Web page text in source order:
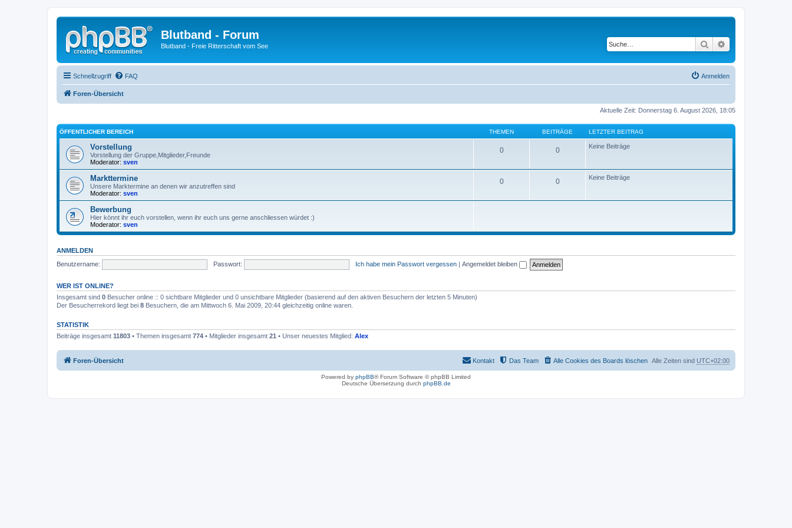
Blutband - Forum
Blutband - Freie Ritterschaft vom See Suche
Schnellzugriff FAQ Anmelden
Foren-Übersicht
Aktuelle Zeit: Donnerstag 6. August 2026, 18:05
ÖFFENTLICHER BEREICH THEMEN BEITRÄGE LETZTER BEITRAG
Vorstellung
Vorstellung der Gruppe,Mitglieder,Freunde
Moderator: sven
0 0 Keine Beiträge
Markttermine
Unsere Marktermine an denen wir anzutreffen sind
Moderator: sven
0 0 Keine Beiträge
Bewerbung
Hier könnt ihr euch vorstellen, wenn ihr euch uns gerne anschliessen würdet :)
Moderator: sven
ANMELDEN
Benutzername:
Passwort: Ich habe mein Passwort vergessen | Angemeldet bleiben
WER IST ONLINE?
Insgesamt sind 0 Besucher online :: 0 sichtbare Mitglieder und 0 unsichtbare Mitglieder (basierend auf den aktiven Besuchern der letzten 5 Minuten)
Der Besucherrekord liegt bei 8 Besuchern, die am Mittwoch 6. Mai 2009, 20:44 gleichzeitig online waren.
STATISTIK
Beiträge insgesamt 11803 • Themen insgesamt 774 • Mitglieder insgesamt 21 • Unser neuestes Mitglied: Alex
Foren-Übersicht Alle Zeiten sind UTC+02:00
Alle Cookies des Boards löschen
Das Team
Kontakt
Powered by phpBB® Forum Software © phpBB Limited
Deutsche Übersetzung durch phpBB.de